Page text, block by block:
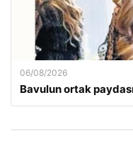
06/08/2026
Bavulun ortak